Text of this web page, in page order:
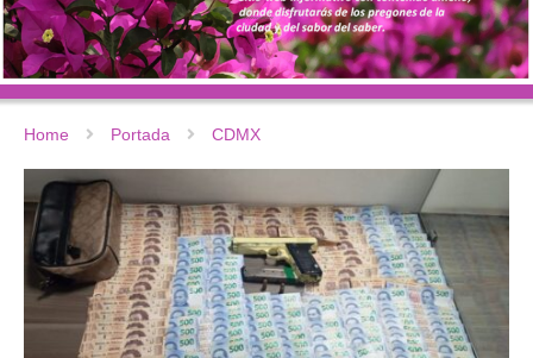
Home Portada CDMX